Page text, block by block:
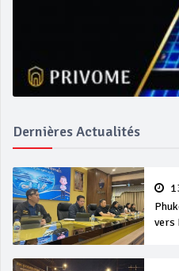
Dernières Actualités
vers